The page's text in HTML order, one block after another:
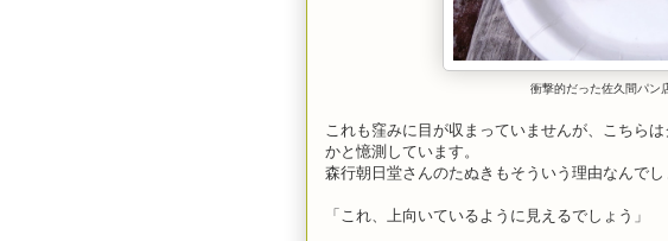
衝撃的だった佐久間パン
これも窪みに目が収まっていませんが、こちら
かと憶測しています。
森行朝日堂さんのたぬきもそういう理由なんで
「これ、上向いているように見えるでしょう」